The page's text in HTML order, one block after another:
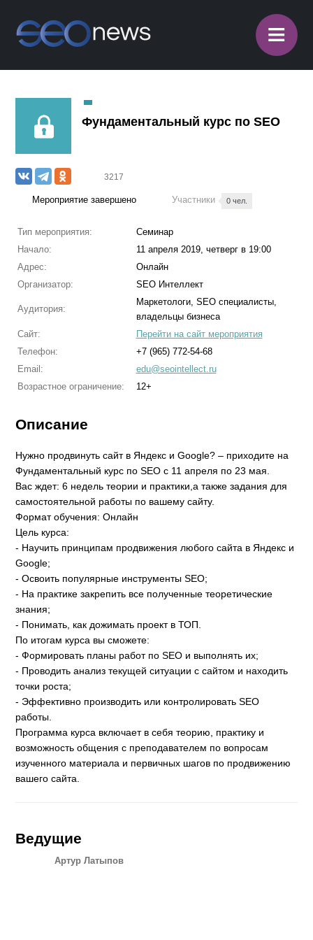
≡
Фундаментальный курс по SEO
3217
Мероприятие завершено Участники 0 чел.
Тип мероприятия:
Семинар
Начало:
11 апреля 2019, четверг в 19:00
Адрес:
Онлайн
Организатор:
SEO Интеллект
Аудитория:
Маркетологи, SEO специалисты,
владельцы бизнеса
Сайт:
Перейти на сайт мероприятия
Телефон:
+7 (965) 772-54-68
Email:
edu@seointellect.ru
Возрастное ограничение:
12+
Описание
Нужно продвинуть сайт в Яндекс и Google? – приходите на
Фундаментальный курс по SEO c 11 апреля по 23 мая.
Вас ждет: 6 недель теории и практики,а также задания для
самостоятельной работы по вашему сайту.
Формат обучения: Онлайн
Цель курса:
- Научить принципам продвижения любого сайта в Яндекс и
Google;
- Освоить популярные инструменты SEO;
- На практике закрепить все полученные теоретические
знания;
- Понимать, как дожимать проект в ТОП.
По итогам курса вы сможете:
- Формировать планы работ по SEO и выполнять их;
- Проводить анализ текущей ситуации с сайтом и находить
точки роста;
- Эффективно производить или контролировать SEO
работы.
Программа курса включает в себя теорию, практику и
возможность общения с преподавателем по вопросам
изученного материала и первичных шагов по продвижению
вашего сайта.
Ведущие
Артур Латыпов